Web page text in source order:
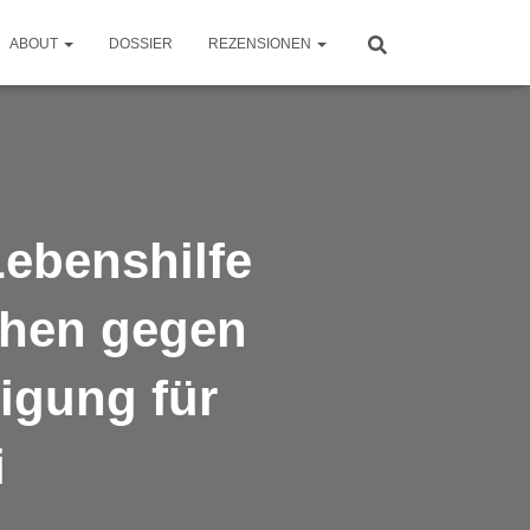
ABOUT DOSSIER REZENSIONEN
gegen
für